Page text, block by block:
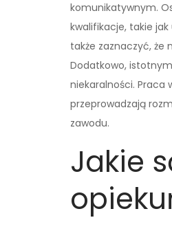
komunikatywnym.
kwalifikacje, takie
także zaznaczyć, że
Dodatkowo,
niekaralności. Praca
przeprowadzają
zawodu.
Jakie